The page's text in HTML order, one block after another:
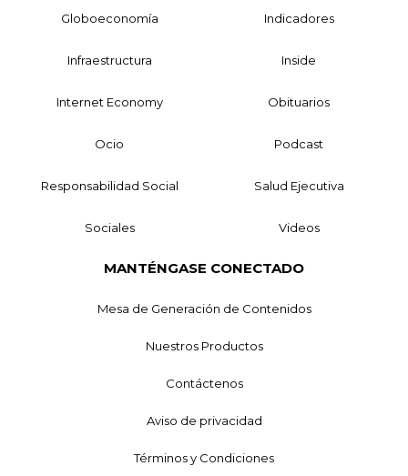
Globoeconomía Indicadores
Infraestructura Inside
Internet Economy Obituarios
Ocio Podcast
Responsabilidad Social Salud Ejecutiva
Sociales Videos
MANTÉNGASE CONECTADO
Mesa de Generación de Contenidos
Nuestros Productos
Contáctenos
Aviso de privacidad
Términos y Condiciones